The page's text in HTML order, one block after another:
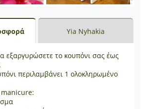
Yia Nyhakia
εξαργυρώσετε το κουπόνι σας έως
περιλαμβάνει 1 ολοκληρωμένο
manicure: